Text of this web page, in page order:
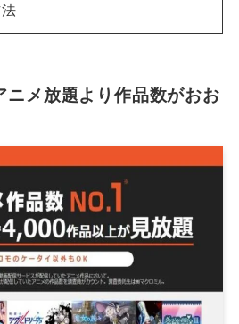
ニメ放題より作品数がおお